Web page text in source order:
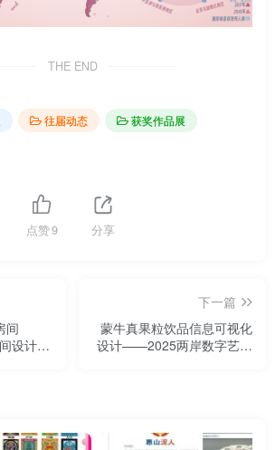
THE END
往届动态 获奖作品展
点赞9 分享
间
设计
下一篇
蒙牛真果粒饮品信息可视化
设计——2025两岸数字艺术